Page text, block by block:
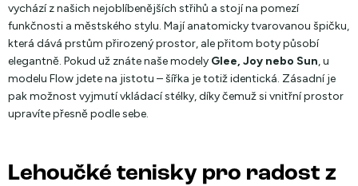
vychází z našich nejoblíbenějších střihů a stojí na pomezí
funkčnosti a městského stylu. Mají anatomicky tvarovanou špičku,
která dává prstům přirozený prostor, ale přitom boty působí
elegantně. Pokud už znáte naše modely Glee, Joy nebo Sun, u
modelu Flow jdete na jistotu – šířka je totiž identická. Zásadní je
pak možnost vyjmutí vkládací stélky, díky čemuž si vnitřní prostor
upravíte přesně podle sebe.
Lehoučké tenisky pro radost z